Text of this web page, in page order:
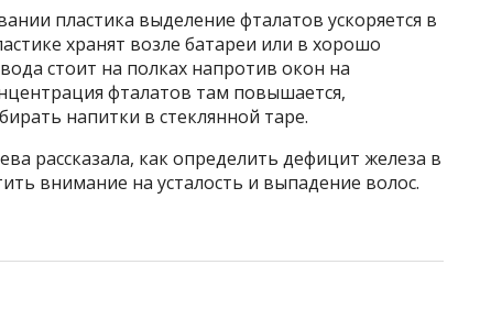
пластика выделение фталатов ускоряется в
хранят возле батареи или в хорошо
стоит на полках напротив окон на
фталатов там повышается,
напитки в стеклянной таре.
рассказала, как определить дефицит железа в
внимание на усталость и выпадение волос.